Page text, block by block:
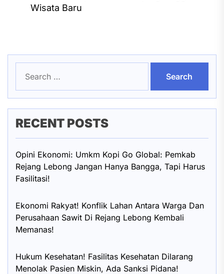
Wisata Baru
for:
RECENT POSTS
Opini Ekonomi: Umkm Kopi Go Global: Pemkab
Rejang Lebong Jangan Hanya Bangga, Tapi Harus
Fasilitasi!
Ekonomi Rakyat! Konflik Lahan Antara Warga Dan
Perusahaan Sawit Di Rejang Lebong Kembali
Memanas!
Hukum Kesehatan! Fasilitas Kesehatan Dilarang
Menolak Pasien Miskin, Ada Sanksi Pidana!